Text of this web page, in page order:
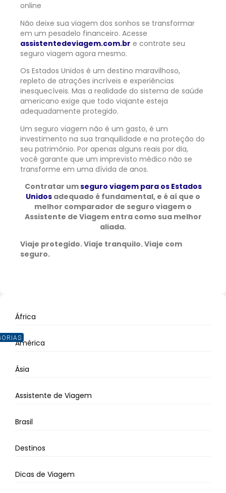
online
Não deixe sua viagem dos sonhos se transformar
em um pesadelo financeiro. Acesse
assistentedeviagem.com.br e contrate seu
seguro viagem agora mesmo.
Os Estados Unidos é um destino maravilhoso,
repleto de atrações incríveis e experiências
inesquecíveis. Mas a realidade do sistema de saúde
americano exige que todo viajante esteja
adequadamente protegido.
Um seguro viagem não é um gasto, é um
investimento na sua tranquilidade e na proteção do
seu patrimônio. Por apenas alguns reais por dia,
você garante que um imprevisto médico não se
transforme em uma dívida de anos.
Contratar umseguro viagem para os Estados
Unidos adequado é fundamental, e é aí que o
melhor comparador de seguro viagem o
Assistente de Viagem entra como sua melhor
aliada.
Viaje protegido. Viaje tranquilo. Viaje com
seguro.
África
América
Ásia
Assistente de Viagem
Brasil
Destinos
Dicas de Viagem